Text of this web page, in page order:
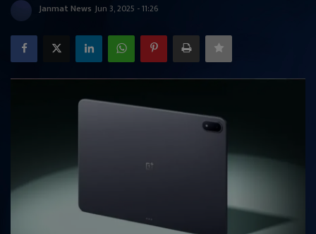
राज्य
खेल
ज्योतिष
Janmat News Jun 3, 2025 - 11:26